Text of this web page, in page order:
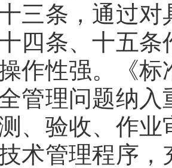
三条，通过
四条、十五
作性强。《
管理问题纳
、验收、作
术管理程序